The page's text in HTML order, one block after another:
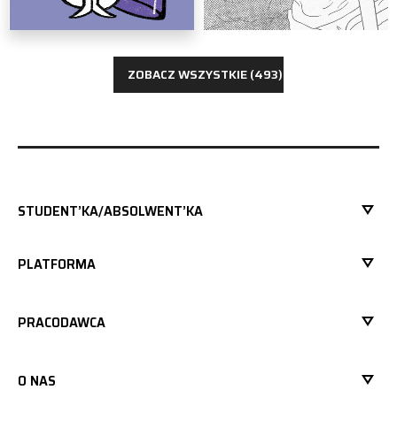
Gosia Makocka
ZOBACZ WSZYSTKIE (493)
STUDENT’KA/ABSOLWENT’KA
PLATFORMA
PRACODAWCA
O NAS